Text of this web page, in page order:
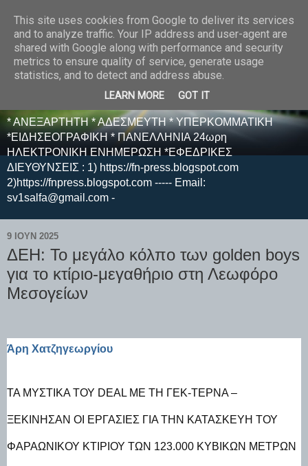
E F E N P R E S S -
ΗΛΕΚΤΡΟΝΙΚΗ
ΕΦΗΜΕΡΙΔΑ
* ΑΝΕΞΑΡΤΗΤΗ * ΑΔΕΣΜΕΥΤΗ * ΥΠΕΡΚΟΜΜΑΤΙΚΗ
*ΕΙΔΗΣΕΟΓΡΑΦΙΚΗ * ΠΑΝΕΛΛΗΝΙΑ 24ωρη
ΗΛΕΚΤΡΟΝΙΚΗ ΕΝΗΜΕΡΩΣΗ *ΕΦΕΔΡΙΚΕΣ
ΔΙΕΥΘΥΝΣΕΙΣ : 1) https://fn-press.blogspot.com
2)https://fnpress.blogspot.com ----- Email:
sv1salfa@gmail.com -
9 ΙΟΥΝ 2025
ΔΕΗ: Το μεγάλο κόλπο των golden boys
για το κτίριο-μεγαθήριο στη Λεωφόρο
Μεσογείων
Άρη Χατζηγεωργίου
ΤΑ ΜΥΣΤΙΚΆ ΤΟΥ DEAL ΜΕ ΤΗ ΓΕΚ-ΤΕΡΝΑ –
ΞΕΚΊΝΗΣΑΝ ΟΙ ΕΡΓΑΣΊΕΣ ΓΙΑ ΤΗΝ ΚΑΤΑΣΚΕΥΉ ΤΟΥ
ΦΑΡΑΩΝΙΚΟΎ ΚΤΙΡΊΟΥ ΤΩΝ 123.000 ΚΥΒΙΚΏΝ ΜΈΤΡΩΝ
This site uses cookies from Google to deliver its services
and to analyze traffic. Your IP address and user-agent are
shared with Google along with performance and security
metrics to ensure quality of service, generate usage
statistics, and to detect and address abuse.
LEARN MORE GOT IT